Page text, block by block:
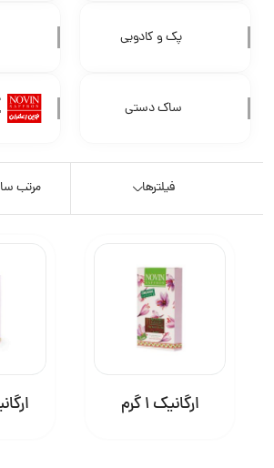
پک و کادویی
ساک دستی
فیلترها مرتب
ارگانیک 1 گرم